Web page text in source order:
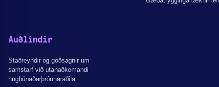
Auðlindir
Staðreyndir og goðsagnir um
samstarf við utanaðkomandi
hugbúnaðarþróunaraðila